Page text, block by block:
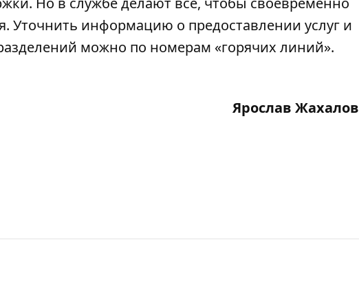
Уточнить информацию о предоставлении услуг и
можно по номерам «горячих линий».
Ярослав Жахалов